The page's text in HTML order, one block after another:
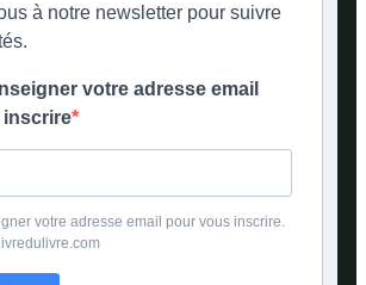
à notre newsletter pour suivre
votre adresse email
votre adresse email pour vous inscrire.